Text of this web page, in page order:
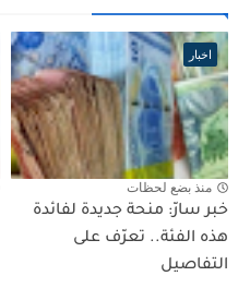
اخبار
منذ بضع لحظات
خبر سارّ: منحة جديدة لفائدة
هذه الفئة.. تعرّف على
التفاصيل